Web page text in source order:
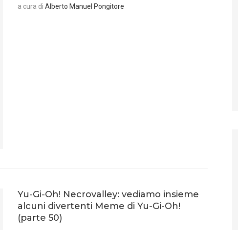
a cura di Alberto Manuel Pongitore
Yu-Gi-Oh! Necrovalley: vediamo insieme
alcuni divertenti Meme di Yu-Gi-Oh!
(parte 50)